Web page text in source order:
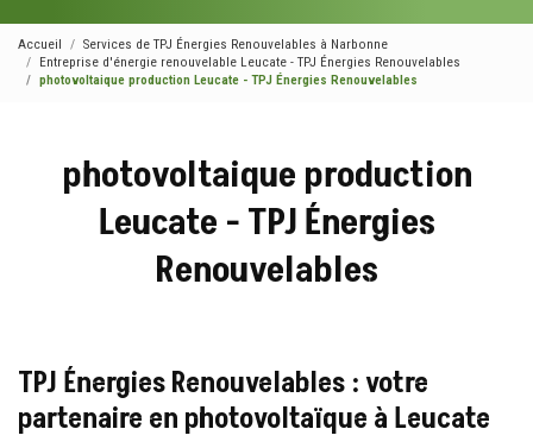
Accueil
Services de TPJ Énergies Renouvelables à Narbonne
Entreprise d'énergie renouvelable Leucate - TPJ Énergies Renouvelables
photovoltaique production Leucate - TPJ Énergies Renouvelables
photovoltaique production
Leucate - TPJ Énergies
Renouvelables
TPJ Énergies Renouvelables : votre
partenaire en photovoltaïque à Leucate